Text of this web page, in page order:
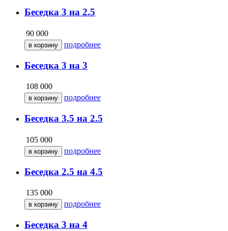
Беседка 3 на 2.5
90 000
подробнее
Беседка 3 на 3
108 000
подробнее
Беседка 3.5 на 2.5
105 000
подробнее
Беседка 2.5 на 4.5
135 000
подробнее
Беседка 3 на 4